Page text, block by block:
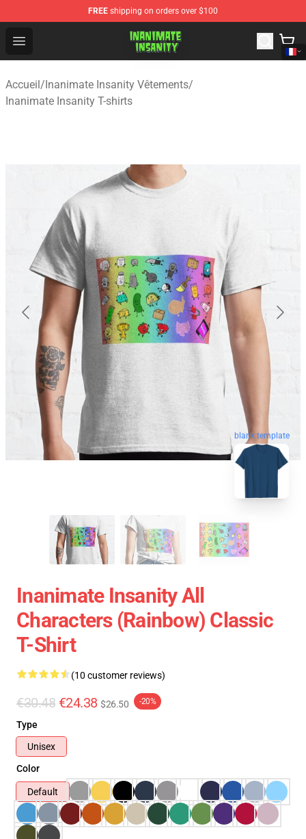
FREE shipping on orders over $100
Open menu
Inanimate Insanity Store - Official Inanimate Insanity
Accueil/Inanimate Insanity Vêtements/
Inanimate Insanity T-shirts
blank template
Inanimate Insanity All
Characters (Rainbow) Classic
T-Shirt
(10 customer reviews)
€30.48 €24.38 $26.50 -20%
Type
Unisex
Color
Default